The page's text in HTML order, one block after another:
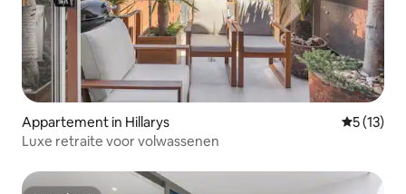
Appartement in Hillarys
5 (13)
Luxe retraite voor volwassenen